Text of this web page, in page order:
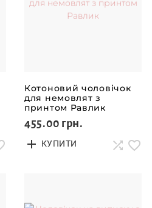
Котоновий чоловічок
для немовлят з
принтом Равлик
455.00 грн.
КУПИТИ